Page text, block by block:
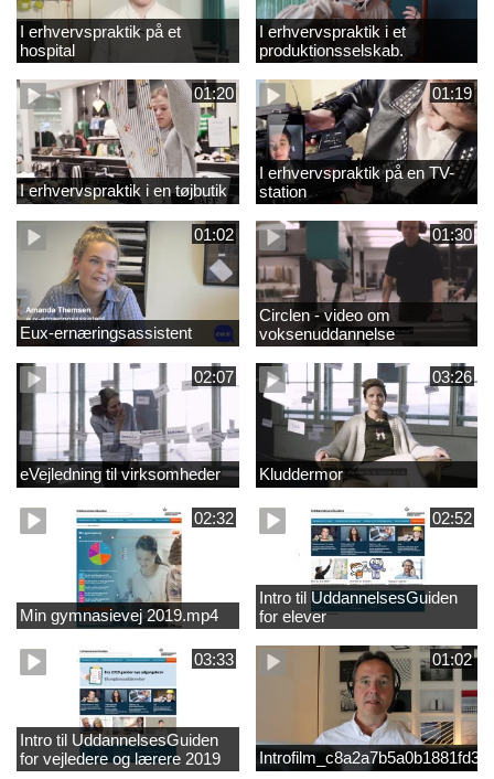
I erhvervspraktik på et
hospital
I erhvervspraktik i et
produktionsselskab.
01:20
I erhvervspraktik i en tøjbutik
01:19
I erhvervspraktik på en TV-
station
01:02
Eux-ernæringsassistent
01:30
Circlen - video om
voksenuddannelse
02:07
eVejledning til virksomheder
03:26
Kluddermor
02:32
Min gymnasievej 2019.mp4
02:52
Intro til UddannelsesGuiden
for elever
03:33
Intro til UddannelsesGuiden
for vejledere og lærere 2019
01:02